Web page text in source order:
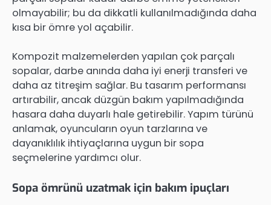
olmayabilir; bu da dikkatli kullanılmadığında daha
kısa bir ömre yol açabilir.
Kompozit malzemelerden yapılan çok parçalı
sopalar, darbe anında daha iyi enerji transferi ve
daha az titreşim sağlar. Bu tasarım performansı
artırabilir, ancak düzgün bakım yapılmadığında
hasara daha duyarlı hale getirebilir. Yapım türünü
anlamak, oyuncuların oyun tarzlarına ve
dayanıklılık ihtiyaçlarına uygun bir sopa
seçmelerine yardımcı olur.
Sopa ömrünü uzatmak için bakım ipuçları